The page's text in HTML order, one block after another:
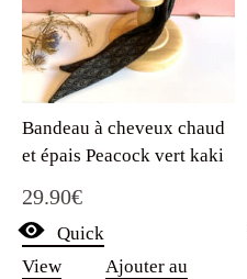
Bandeau à cheveux chaud
et épais Peacock vert kaki
29.90€
Quick
View
Ajouter au